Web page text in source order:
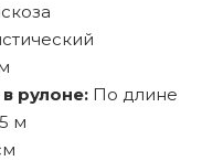
рулоне: По длине
м